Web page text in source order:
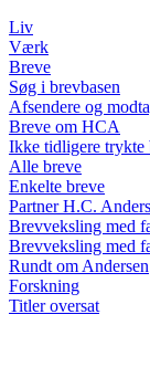
Liv
Værk
Breve
Søg i brevbasen
Afsendere og
Breve om HCA
Ikke tidligere trykte
Alle breve
Enkelte breve
Partner H.C.
Brevveksling med
Brevveksling med
Rundt om Andersen
Forskning
Titler oversat